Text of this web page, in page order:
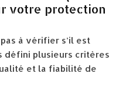
votre protection
à vérifier s’il est
défini plusieurs critères
et la fiabilité de